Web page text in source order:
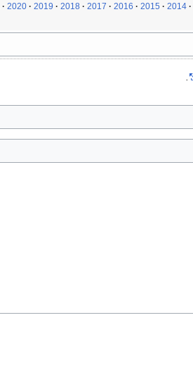
2014
2015
2016
2017
2018
2019
2020
.